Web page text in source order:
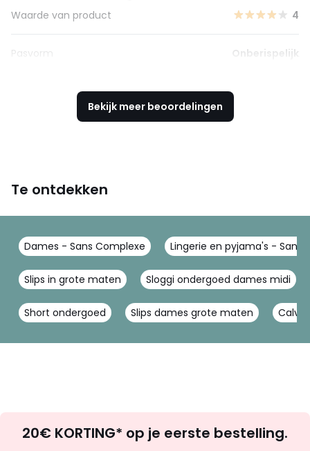
Waarde van product
4
Pasvorm Onberispelijk
Bekijk meer beoordelingen
Te ontdekken
Dames - Sans Complexe Lingerie en pyjama's - Sans
Slips in grote maten Sloggi ondergoed dames midi
Short ondergoed Slips dames grote maten
zoek
20€ KORTING* op je eerste bestelling.